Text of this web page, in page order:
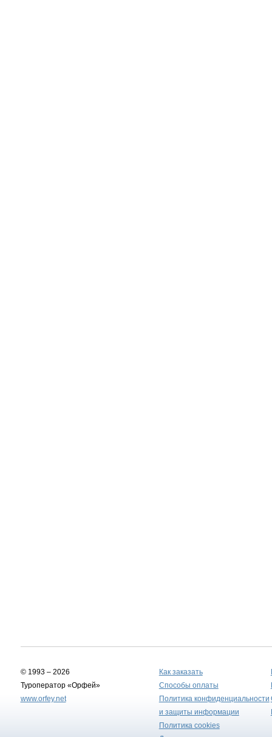
© 1993 – 2026
Туроператор «Орфей»
www.orfey.net
Как заказать
Способы оплаты
Политика конфиденциальности
и защиты информации
Политика cookies